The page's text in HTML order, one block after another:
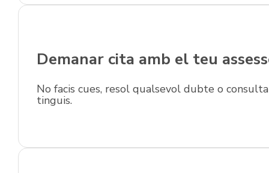
Demanar cita amb el teu
No facis cues, resol qualsevol dubte o
tinguis.